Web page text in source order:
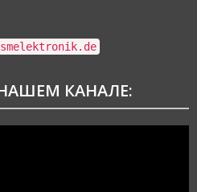
КАНАЛЕ: